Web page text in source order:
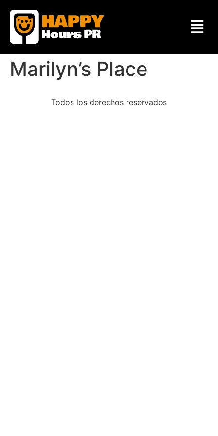
Marilyn’s Place
Todos los derechos reservados